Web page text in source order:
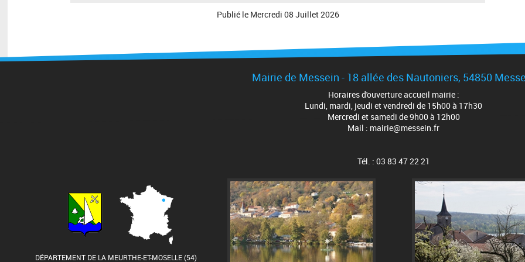
Publié le Mercredi 08 Juillet 2026
Mairie de Messein - 18 allée des Nautoniers, 54850
Horaires d'ouverture accueil mairie :
Lundi, mardi, jeudi et vendredi de 15h00 à 17h30
Mercredi et samedi de 9h00 à 12h00
Mail : mairie@messein.fr
Tél. : 03 83 47 22 21
DÉPARTEMENT DE LA MEURTHE-ET-MOSELLE (54)